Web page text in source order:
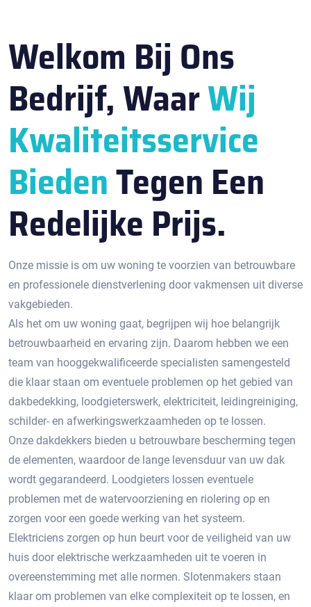
Welkom Bij Ons
Bedrijf, WaarWij
Kwaliteitsservice
BiedenTegen Een
Redelijke Prijs.
Onze missie is om uw woning te voorzien van betrouwbare
en professionele dienstverlening door vakmensen uit diverse
vakgebieden.
Als het om uw woning gaat, begrijpen wij hoe belangrijk
betrouwbaarheid en ervaring zijn. Daarom hebben we een
team van hooggekwalificeerde specialisten samengesteld
die klaar staan om eventuele problemen op het gebied van
dakbedekking, loodgieterswerk, elektriciteit, leidingreiniging,
schilder- en afwerkingswerkzaamheden op te lossen.
Onze dakdekkers bieden u betrouwbare bescherming tegen
de elementen, waardoor de lange levensduur van uw dak
wordt gegarandeerd. Loodgieters lossen eventuele
problemen met de watervoorziening en riolering op en
zorgen voor een goede werking van het systeem.
Elektriciens zorgen op hun beurt voor de veiligheid van uw
huis door elektrische werkzaamheden uit te voeren in
overeenstemming met alle normen. Slotenmakers staan ​​
klaar om problemen van elke complexiteit op te lossen, en